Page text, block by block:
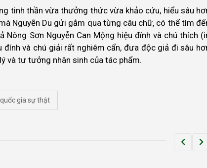
tinh thần vừa thưởng thức vừa khảo cứu, hiểu sâu
Nguyễn Du gửi gắm qua từng câu chữ, có thể tìm
Sơn Nguyễn Can Mộng hiệu đính và chú thích
và chú giải rất nghiêm cẩn, đưa độc giả đi sâu
và tư tưởng nhân sinh của tác phẩm.
gia sự thật